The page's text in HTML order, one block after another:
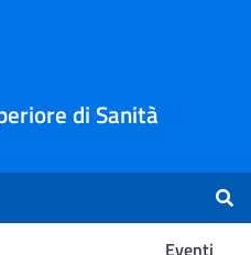
di Sanità
Eventi